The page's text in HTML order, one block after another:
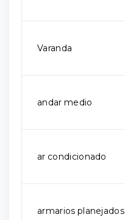
Varanda
andar medio
ar condicionado
armarios planejados